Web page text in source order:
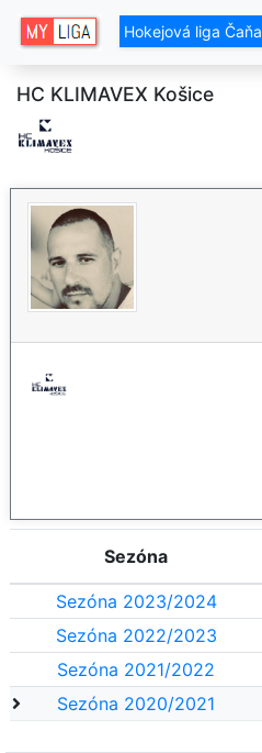
Hokejová liga Čaňa
HC KLIMAVEX Košice
Sezóna
Sezóna 2023/2024
Sezóna 2022/2023
Sezóna 2021/2022
Sezóna 2020/2021